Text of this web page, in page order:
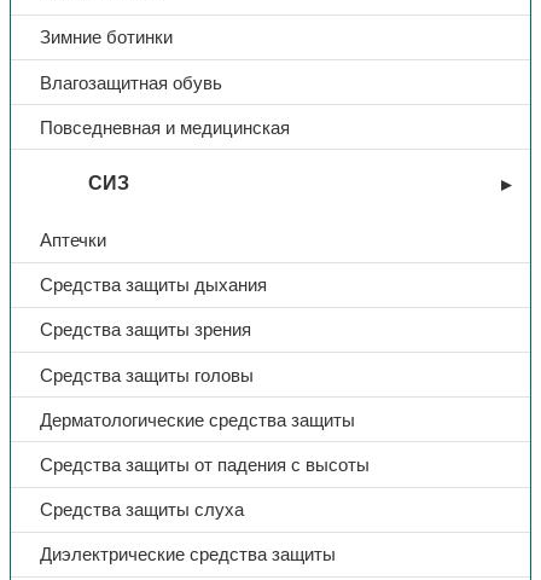
Зимние ботинки
Влагозащитная обувь
Повседневная и медицинская
СИЗ
Аптечки
Средства защиты дыхания
Средства защиты зрения
Средства защиты головы
Дерматологические средства защиты
Средства защиты от падения с высоты
Средства защиты слуха
Диэлектрические средства защиты